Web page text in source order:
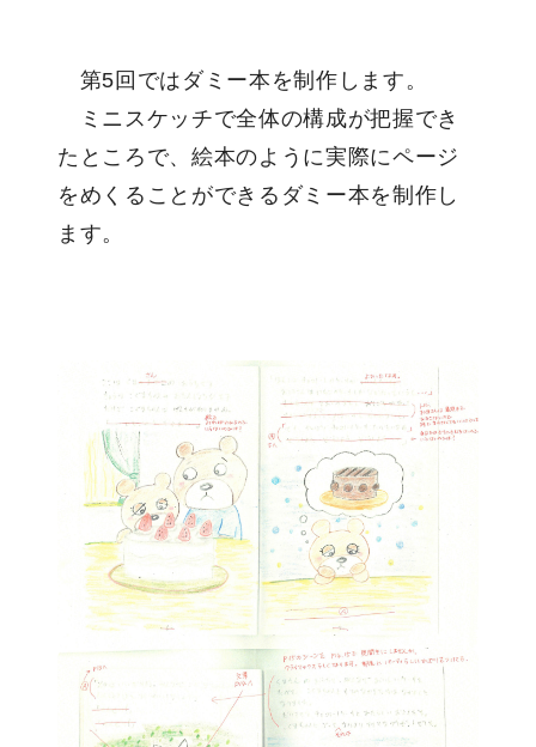
第5回ではダミー本を制作します。
ミニスケッチで全体の構成が把握でき
たところで、絵本のように実際にページ
をめくることができるダミー本を制作し
ます。